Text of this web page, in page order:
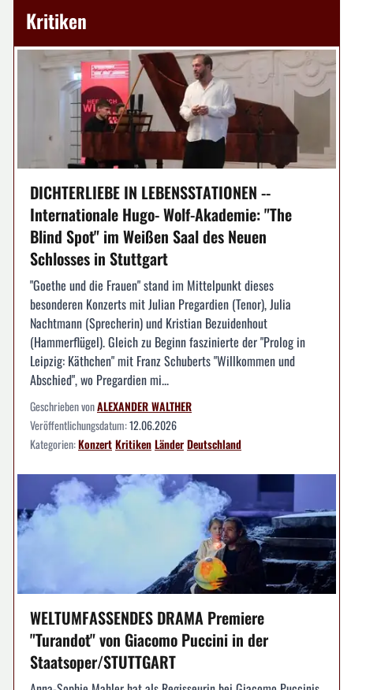
Kritiken
DICHTERLIEBE IN LEBENSSTATIONEN --
Internationale Hugo- Wolf-Akademie: "The
Blind Spot" im Weißen Saal des Neuen
Schlosses in Stuttgart
"Goethe und die Frauen" stand im Mittelpunkt dieses
besonderen Konzerts mit Julian Pregardien (Tenor), Julia
Nachtmann (Sprecherin) und Kristian Bezuidenhout
(Hammerflügel). Gleich zu Beginn faszinierte der "Prolog in
Leipzig: Käthchen" mit Franz Schuberts "Willkommen und
Abschied", wo Pregardien mi...
Geschrieben vonALEXANDER WALTHER
Veröffentlichungsdatum:12.06.2026
Kategorien:KonzertKritikenLänderDeutschland
WELTUMFASSENDES DRAMA Premiere
"Turandot" von Giacomo Puccini in der
Staatsoper/STUTTGART